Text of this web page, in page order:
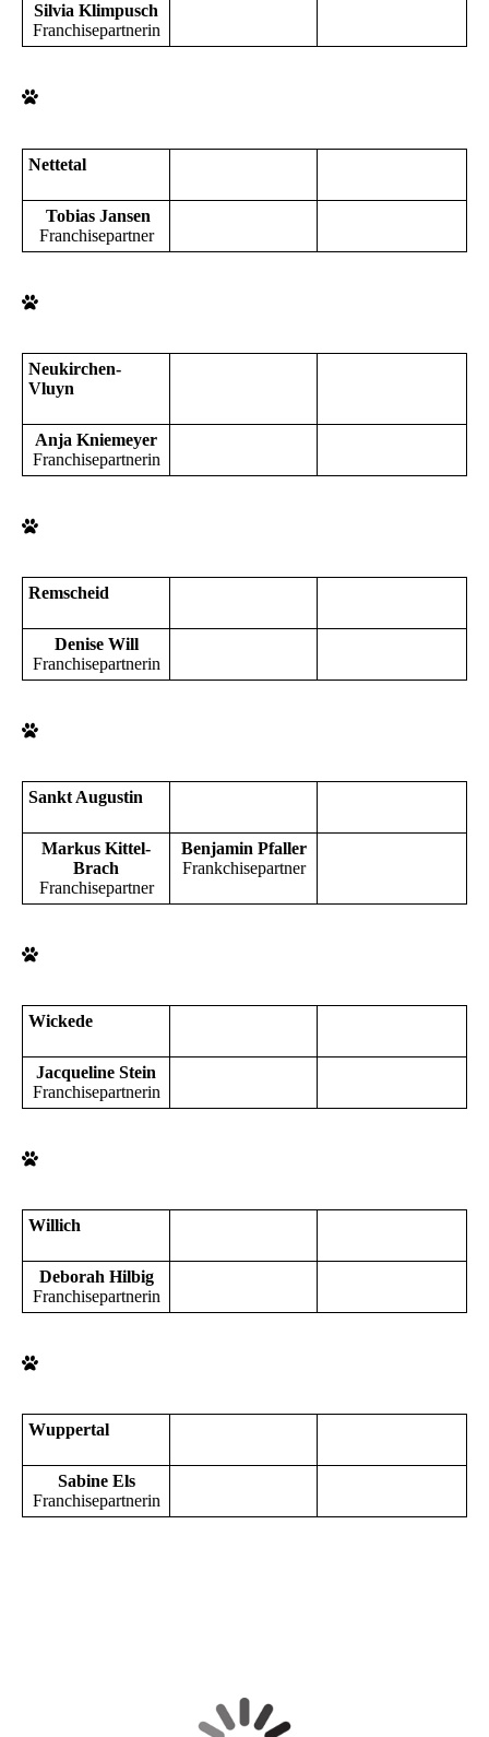
Silvia Klimpusch
Franchisepartnerin
Nettetal
Tobias Jansen
Franchisepartner
Neukirchen-
Vluyn
Anja Kniemeyer
Franchisepartnerin
Remscheid
Denise Will
Franchisepartnerin
Sankt Augustin
Markus Kittel-
Brach
Franchisepartner
Benjamin Pfaller
Frankchisepartner
Wickede
Jacqueline Stein
Franchisepartnerin
Willich
Deborah Hilbig
Franchisepartnerin
Wuppertal
Sabine Els
Franchisepartnerin